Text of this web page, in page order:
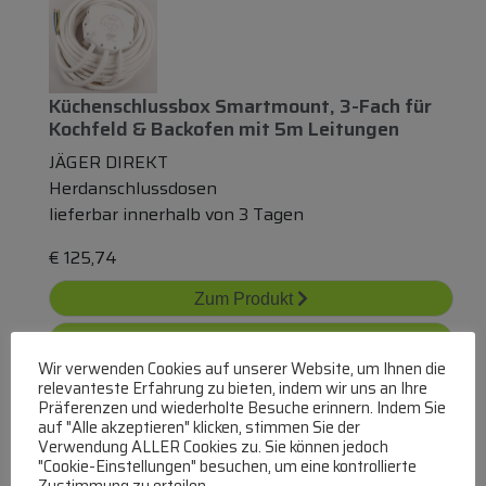
Küchenschlussbox Smartmount, 3-Fach für
Kochfeld & Backofen mit 5m Leitungen
JÄGER DIREKT
Herdanschlussdosen
lieferbar innerhalb von 3 Tagen
€ 125,74
Zum Produkt
Wir verwenden Cookies auf unserer Website, um Ihnen die
relevanteste Erfahrung zu bieten, indem wir uns an Ihre
Präferenzen und wiederholte Besuche erinnern. Indem Sie
auf "Alle akzeptieren" klicken, stimmen Sie der
Verwendung ALLER Cookies zu. Sie können jedoch
"Cookie-Einstellungen" besuchen, um eine kontrollierte